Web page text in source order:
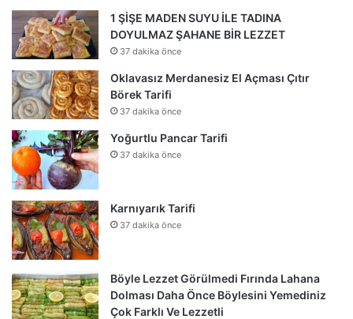
1 ŞİŞE MADEN SUYU İLE TADINA
DOYULMAZ ŞAHANE BİR LEZZET
37 dakika önce
Oklavasız Merdanesiz El Açması Çıtır
Börek Tarifi
37 dakika önce
Yoğurtlu Pancar Tarifi
37 dakika önce
Karnıyarık Tarifi
37 dakika önce
Böyle Lezzet Görülmedi Fırında Lahana
Dolması Daha Önce Böylesini Yemediniz
Çok Farklı Ve Lezzetli